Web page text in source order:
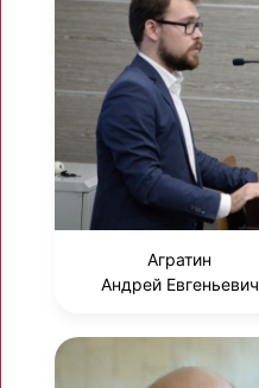
Агратин
Андрей Евгеньевич